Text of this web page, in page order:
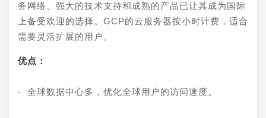
务网络、强大的技术支持和成熟的产品已让其成为国际
上备受欢迎的选择。GCP的云服务器按小时计费，适合
需要灵活扩展的用户。
优点：
- 全球数据中心多，优化全球用户的访问速度。